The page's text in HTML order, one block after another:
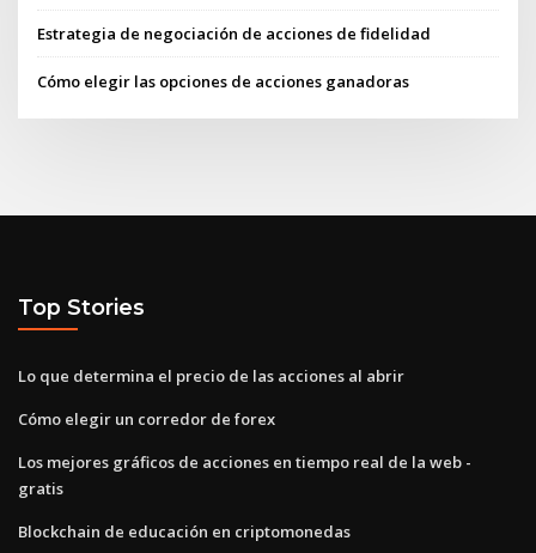
Estrategia de negociación de acciones de fidelidad
Cómo elegir las opciones de acciones ganadoras
Top Stories
Lo que determina el precio de las acciones al abrir
Cómo elegir un corredor de forex
Los mejores gráficos de acciones en tiempo real de la web -
gratis
Blockchain de educación en criptomonedas